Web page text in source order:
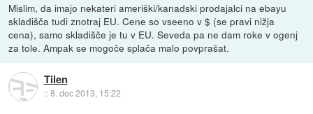
Mislim, da imajo nekateri ameriški/kanadski prodajalci na ebayu
skladišča tudi znotraj EU. Cene so vseeno v $ (se pravi nižja
cena), samo skladišče je tu v EU. Seveda pa ne dam roke v ogenj
za tole. Ampak se mogoče splača malo povprašat.
Tilen
::8. dec 2013, 15:22